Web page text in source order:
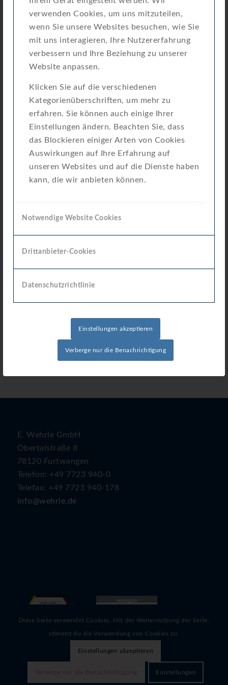
verwenden Cookies, um uns mitzuteilen,
wenn Sie unsere Websites besuchen, wie Sie
mit uns interagieren, Ihre Nutzererfahrung
verbessern und Ihre Beziehung zu unserer
Website anpassen.
Klicken Sie auf die verschiedenen
Kategorienüberschriften, um mehr zu
erfahren. Sie können auch einige Ihrer
Einstellungen ändern. Beachten Sie, dass
das Blockieren einiger Arten von Cookies
Auswirkungen auf Ihre Erfahrung auf
unseren Websites und auf die Dienste haben
kann, die wir anbieten können.
Notwendige Website Cookies
Drittanbieter-Cookies
Datenschutzrichtlinie
Einstellungen akzeptieren
Verberge nur die Benachrichtigung
Vertrieb METERING
Webmaster
Anfahrt
So finden Sie uns:
E. Wehrle GmbH
Obertalstraße 8
78120 Furtwangen
Telefon: +49 7723 940-0
Telefax: +49 7723 940-178
info@wehrle.de
Diese Seite verwendet Cookies. Mit der Weiternutzung der Seite,
stimmst du die Verwendung von Cookies zu.
Einstellungen akzeptieren
Verberge nur die Benachrichtigung Einstellungen